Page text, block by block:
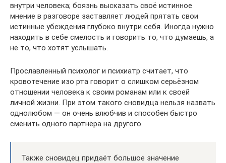
внутри человека; боязнь высказать своё истинное
мнение в разговоре заставляет людей прятать свои
истинные убеждения глубоко внутри себя. Иногда нужно
находить в себе смелость и говорить то, что думаешь, а
не то, что хотят услышать.
Прославленный психолог и психиатр считает, что
кровотечение изо рта говорит о слишком серьёзном
отношении человека к своим романам или к своей
личной жизни. При этом такого сновидца нельзя назвать
однолюбом — он очень влюбчив и способен быстро
сменить одного партнёра на другого.
Также сновидец придаёт большое значение